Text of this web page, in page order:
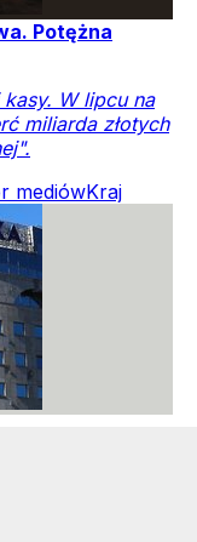
Potężna
kasy. W lipcu na
miliarda złotych
mediówKraj